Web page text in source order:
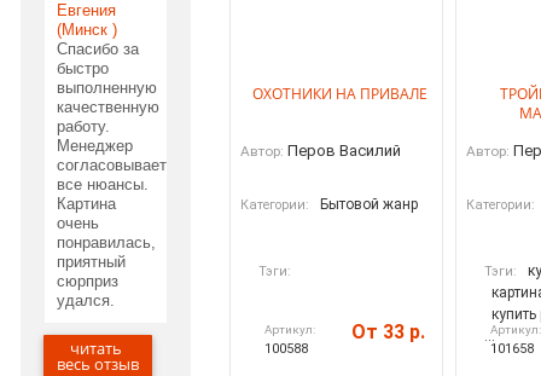
Евгения
(Минск )
Спасибо за
быстро
выполненную
качественную
работу.
Менеджер
согласовывает
все нюансы.
Картина
очень
понравилась,
приятный
сюрприз
удался.
03.06.2020
читать
весь отзыв
ОХОТНИКИ НА ПРИВАЛЕ
Автор: Перов Василий
Категории: Бытовой жанр
Тэги:
Артикул:
100588
От 33 р.
Автор:
Категории:
Тэги:
...Артикул:
101658